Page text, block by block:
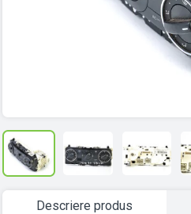
Descriere produs